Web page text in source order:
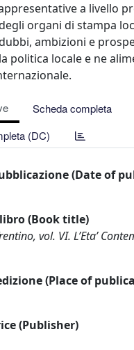
a livello
organi di stampa
ambizioni e
politica locale e ne
Scheda completa
(DC)
(Date of
(Book title)
vol. VI. L’Eta’
(Place of
(Publisher)